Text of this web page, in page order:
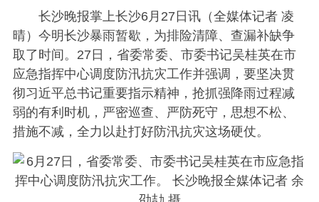
长沙晚报掌上长沙6月27日讯（全媒体记者 凌
晴）今明长沙暴雨暂歇，为排险清障、查漏补缺争
取了时间。27日，省委常委、市委书记吴桂英在市
应急指挥中心调度防汛抗灾工作并强调，要坚决贯
彻习近平总书记重要指示精神，抢抓强降雨过程减
弱的有利时机，严密巡查、严防死守，思想不松、
措施不减，全力以赴打好防汛抗灾这场硬仗。